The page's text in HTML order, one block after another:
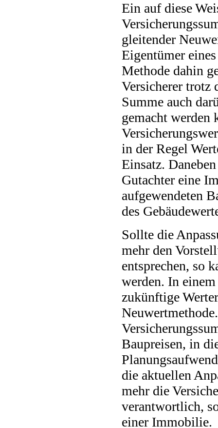
Ein auf diese
gleitender
Eigentümer
Methode dahin
Versicherer trotz
Summe auch
gemacht werden
in der Regel
Einsatz.
Gutachter eine
aufgewendeten
des
Sollte die
mehr den
entsprechen, so
werden. In
zukünftige
Baupreisen, in
die aktuellen
mehr die
verantwortlich,
einer Immobilie.